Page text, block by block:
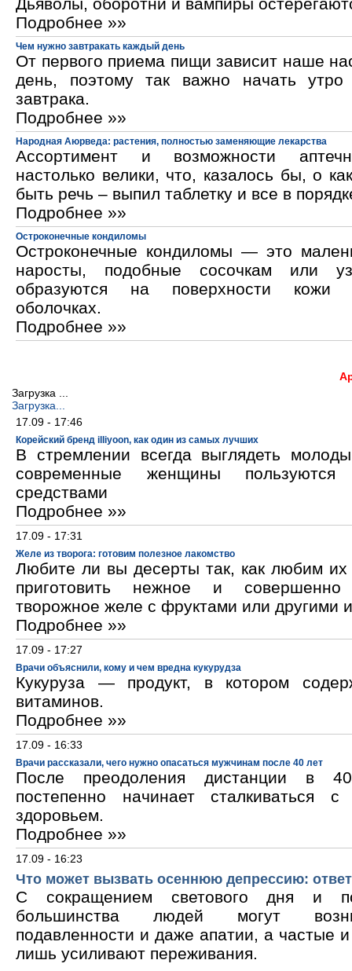
Подробнее »»
Чем нужно завтракать каждый день
От первого приема пищи зависит наше
день, поэтому так важно начать утро
завтрака.
Подробнее »»
Народная Аюрведа: растения, полностью заменяющие лекарства
Ассортимент и возможности
настолько велики, что, казалось бы, о
быть речь – выпил таблетку и все в
Подробнее »»
Остроконечные кондиломы
Остроконечные кондиломы — это
наросты, подобные сосочкам или
образуются на поверхности кожи
оболочках.
Подробнее »»
Загрузка ...
Загрузка...
17.09 - 17:46
Корейский бренд illiyoon, как один из самых лучших
В стремлении всегда выглядеть
современные женщины пользуются
средствами
Подробнее »»
17.09 - 17:31
Желе из творога: готовим полезное лакомство
Любите ли вы десерты так, как любим
приготовить нежное и
творожное желе с фруктами или другими
Подробнее »»
17.09 - 17:27
Врачи объяснили, кому и чем вредна кукурудза
Кукуруза — продукт, в котором
витаминов.
Подробнее »»
17.09 - 16:33
Врачи рассказали, чего нужно опасаться мужчинам после 40 лет
После преодоления дистанции в
постепенно начинает сталкиваться
здоровьем.
Подробнее »»
17.09 - 16:23
Что может вызвать осеннюю депрессию:
С сокращением светового дня и
большинства людей могут
подавленности и даже апатии, а частые
лишь усиливают переживания.